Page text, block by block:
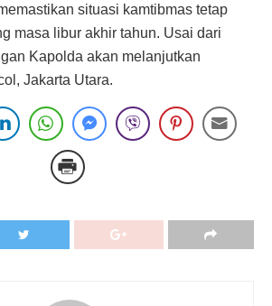
situasi kamtibmas tetap
masa libur akhir tahun. Usai dari
Kapolda akan melanjutkan
Jakarta Utara.